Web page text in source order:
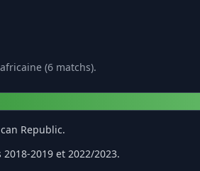
(6 matchs).
Republic.
2019 et 2022/2023.